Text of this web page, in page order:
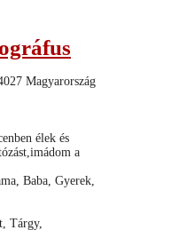
Magyarország
élek és
a
Baba, Gyerek,
Tárgy,